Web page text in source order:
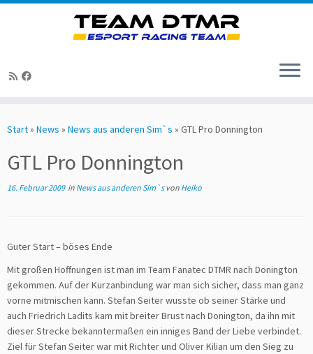
Inhalt
Start» News » News aus anderen Sim`s » GTL Pro Donnington
GTL Pro Donnington
16. Februar 2009in News aus anderen Sim`svon Heiko
Guter Start – böses Ende
Mit großen Hoffnungen ist man im Team Fanatec DTMR nach Donington
gekommen. Auf der Kurzanbindung war man sich sicher, dass man ganz
vorne mitmischen kann. Stefan Seiter wusste ob seiner Stärke und
auch Friedrich Ladits kam mit breiter Brust nach Donington, da ihn mit
dieser Strecke bekanntermaßen ein inniges Band der Liebe verbindet.
Ziel für Stefan Seiter war mit Richter und Oliver Kilian um den Sieg zu